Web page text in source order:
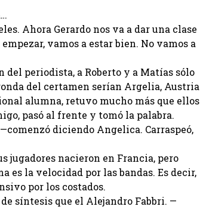
Ahora Gerardo nos va a dar una clase
vamos a estar bien. No vamos a
del periodista, a Roberto y a Matías sólo
del certamen serían Argelia, Austria
alumna, retuvo mucho más que ellos
pasó al frente y tomó la palabra.
diciendo Angelica. Carraspeó,
jugadores nacieron en Francia, pero
la velocidad por las bandas. Es decir,
por los costados.
síntesis que el Alejandro Fabbri. —